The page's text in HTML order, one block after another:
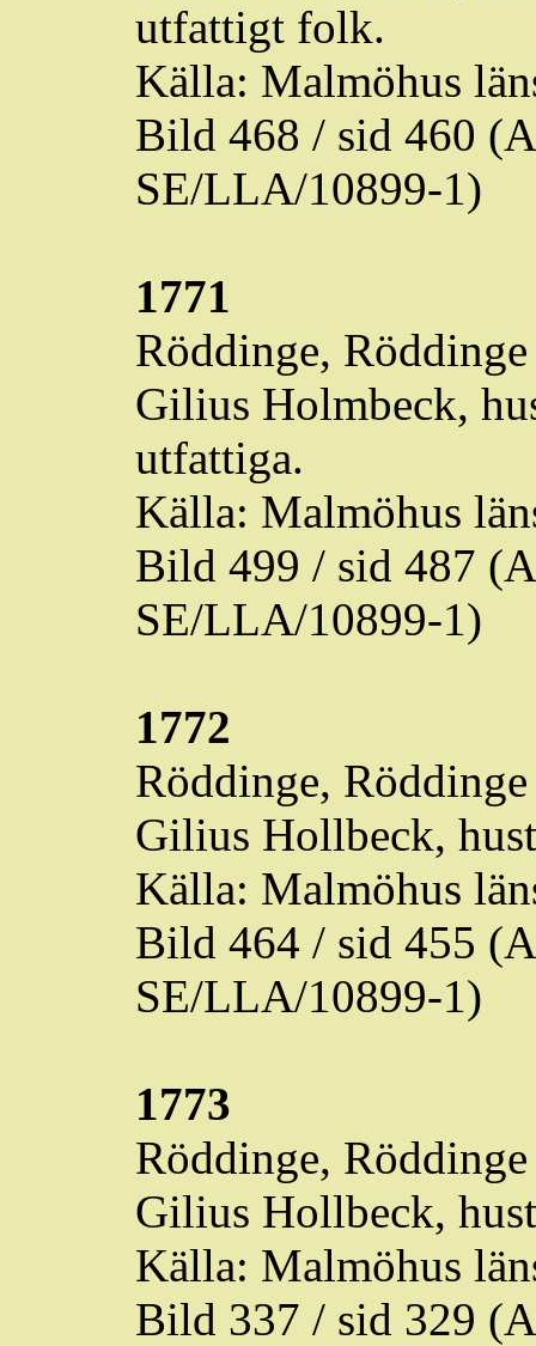
utfattigt folk.
Källa: Malmöhus
Bild 468 / sid 460
SE/LLA/10899-1)
1771
Röddinge, Röddinge
Gilius Holmbeck,
utfattiga.
Källa: Malmöhus
Bild 499 / sid 487
SE/LLA/10899-1)
1772
Röddinge, Röddinge
Gilius Hollbeck,
Källa: Malmöhus
Bild 464 / sid 455
SE/LLA/10899-1)
1773
Röddinge, Röddinge
Gilius Hollbeck,
Källa: Malmöhus
Bild 337 / sid 329